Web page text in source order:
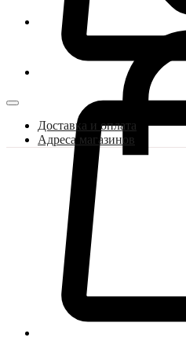
Доставка и оплата
Адреса магазинов